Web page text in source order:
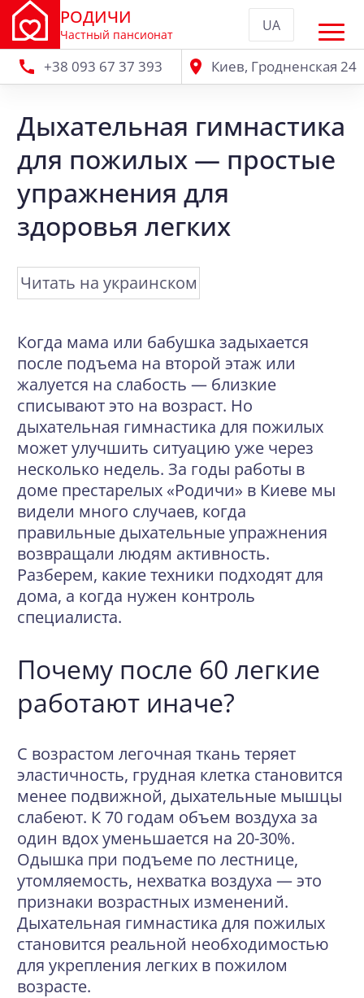
РОДИЧИ
Частный пансионат
UA
+38 093 67 37 393 Киев, Гродненская 24
Дыхательная гимнастика
для пожилых — простые
упражнения для
здоровья легких
Читать на украинском
Когда мама или бабушка задыхается
после подъема на второй этаж или
жалуется на слабость — близкие
списывают это на возраст. Но
дыхательная гимнастика для пожилых
может улучшить ситуацию уже через
несколько недель. За годы работы в
доме престарелых «Родичи» в Киеве мы
видели много случаев, когда
правильные дыхательные упражнения
возвращали людям активность.
Разберем, какие техники подходят для
дома, а когда нужен контроль
специалиста.
Почему после 60 легкие
работают иначе?
С возрастом легочная ткань теряет
эластичность, грудная клетка становится
менее подвижной, дыхательные мышцы
слабеют. К 70 годам объем воздуха за
один вдох уменьшается на 20-30%.
Одышка при подъеме по лестнице,
утомляемость, нехватка воздуха — это
признаки возрастных изменений.
Дыхательная гимнастика для пожилых
становится реальной необходимостью
для укрепления легких в пожилом
возрасте.